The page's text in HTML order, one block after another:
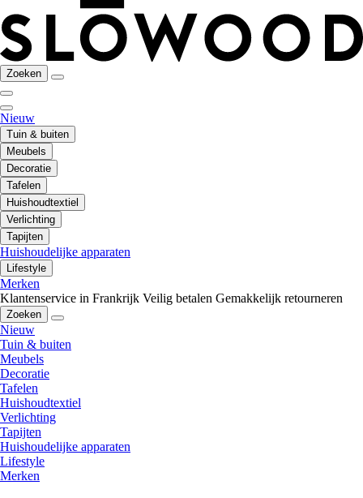
Zoeken
Nieuw
Tuin & buiten
Meubels
Decoratie
Tafelen
Huishoudtextiel
Verlichting
Tapijten
Huishoudelijke apparaten
Lifestyle
Merken
Klantenservice in Frankrijk Veilig betalen Gemakkelijk retourneren
Zoeken
Nieuw
Tuin & buiten
Meubels
Decoratie
Tafelen
Huishoudtextiel
Verlichting
Tapijten
Huishoudelijke apparaten
Lifestyle
Merken